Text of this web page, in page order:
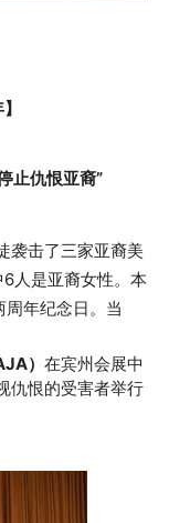
止仇恨亚裔”
袭击了三家亚裔美
人是亚裔女性。本
年纪念日。当
） 在宾州会展中
仇恨的受害者举行